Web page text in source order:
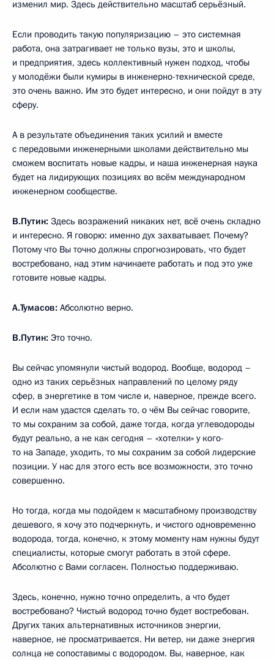
изменил мир. Здесь действительно масштаб серьёзный.
Если проводить такую популяризацию – это системная
работа, она затрагивает не только вузы, это и школы,
и предприятия, здесь коллективный нужен подход, чтобы
у молодёжи были кумиры в инженерно-технической среде,
это очень важно. Им это будет интересно, и они пойдут в эту
сферу.
А в результате объединения таких усилий и вместе
с передовыми инженерными школами действительно мы
сможем воспитать новые кадры, и наша инженерная наука
будет на лидирующих позициях во всём международном
инженерном сообществе.
В.Путин: Здесь возражений никаких нет, всё очень складно
и интересно. Я говорю: именно дух захватывает. Почему?
Потому что Вы точно должны спрогнозировать, что будет
востребовано, над этим начинаете работать и под это уже
готовите новые кадры.
А.Тумасов: Абсолютно верно.
В.Путин: Это точно.
Вы сейчас упомянули чистый водород. Вообще, водород –
одно из таких серьёзных направлений по целому ряду
сфер, в энергетике в том числе и, наверное, прежде всего.
И если нам удастся сделать то, о чём Вы сейчас говорите,
то мы сохраним за собой, даже тогда, когда углеводороды
будут реально, а не как сегодня – «хотелки» у кого-
то на Западе, уходить, то мы сохраним за собой лидерские
позиции. У нас для этого есть все возможности, это точно
совершенно.
Но тогда, когда мы подойдем к масштабному производству
дешевого, я хочу это подчеркнуть, и чистого одновременно
водорода, тогда, конечно, к этому моменту нам нужны будут
специалисты, которые смогут работать в этой сфере.
Абсолютно с Вами согласен. Полностью поддерживаю.
Здесь, конечно, нужно точно определить, а что будет
востребовано? Чистый водород точно будет востребован.
Других таких альтернативных источников энергии,
наверное, не просматривается. Ни ветер, ни даже энергия
солнца не сопоставимы с водородом. Вы, наверное, как